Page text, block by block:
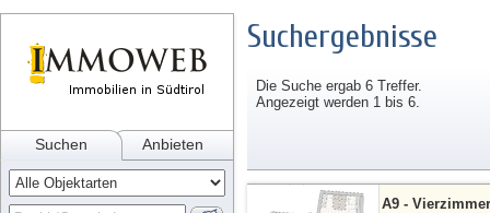
Suchen Anbieten
Suchergebnisse
Die Suche ergab 6 Treffer.
Angezeigt werden 1 bis 6.
A9 -